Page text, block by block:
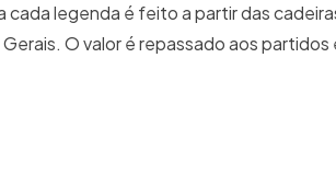
legenda é feito a partir das
O valor é repassado aos partidos